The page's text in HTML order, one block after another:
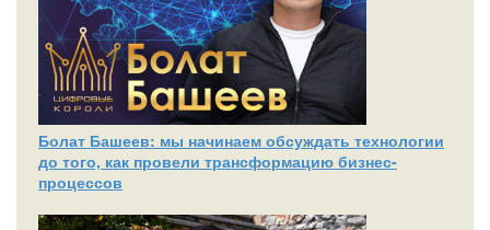
Болат Башеев: мы начинаем обсуждать технологии
до того, как провели трансформацию бизнес-
процессов